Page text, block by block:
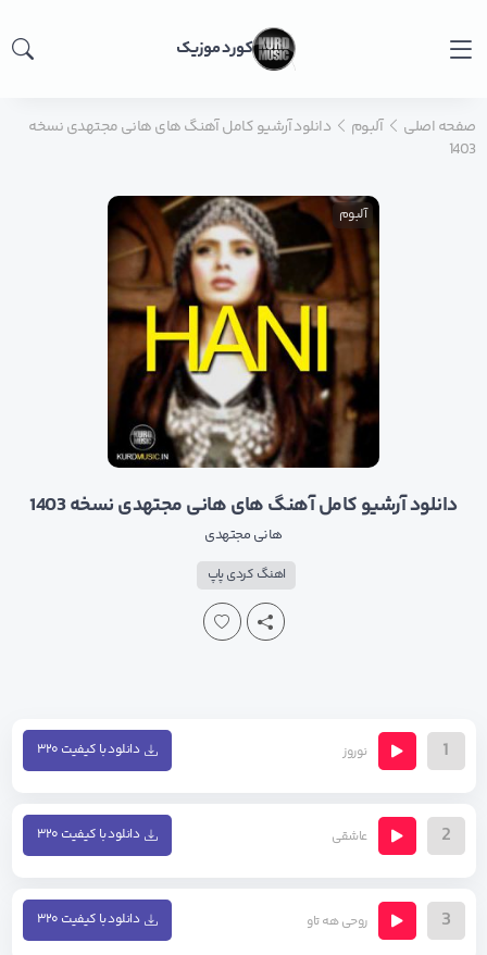
کورد موزیک
صفحه اصلی آلبوم
دانلود آرشیو کامل آهنگ های هانی مجتهدی نسخه
1403
آلبوم
دانلود آرشیو کامل آهنگ های هانی مجتهدی نسخه 1403
هانی مجتهدی
اهنگ کردی پاپ
1 نوروز دانلود با کیفیت ۳۲۰
2 عاشقی دانلود با کیفیت ۳۲۰
3 روحی هه تاو دانلود با کیفیت ۳۲۰